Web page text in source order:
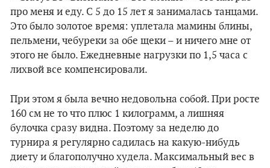
про меня и еду. С 5 до 15 лет я занималась танцами.
Это было золотое время: уплетала мамины блины,
пельмени, чебуреки за обе щеки – и ничего мне от
этого не было. Ежедневные нагрузки по 1,5 часа с
лихвой все компенсировали.
При этом я была вечно недовольна собой. При росте
160 см не то что плюс 1 килограмм, а лишняя
булочка сразу видна. Поэтому за неделю до
турнира я регулярно садилась на какую-нибудь
диету и благополучно худела. Максимальный вес в